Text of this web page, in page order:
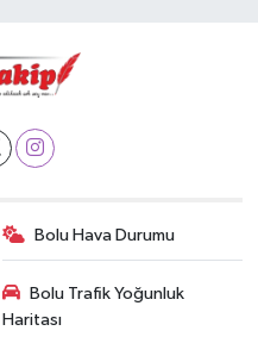
Bolu Hava Durumu
Bolu Trafik Yoğunluk
Haritası